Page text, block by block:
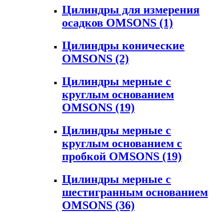
Цилиндры для измерения
осадков OMSONS (1)
Цилиндры конические
OMSONS (2)
Цилиндры мерные с
круглым основанием
OMSONS (19)
Цилиндры мерные с
круглым основанием с
пробкой OMSONS (19)
Цилиндры мерные с
шестигранным основанием
OMSONS (36)